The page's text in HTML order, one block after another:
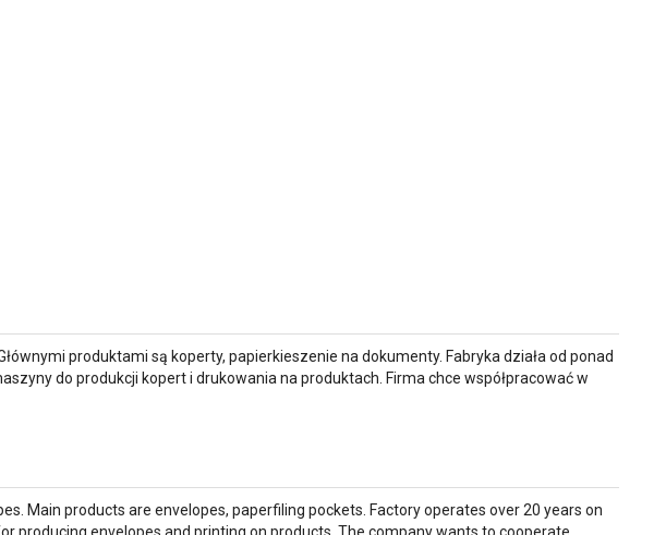
produktami są koperty, papierkieszenie na dokumenty. Fabryka działa od ponad
do produkcji kopert i drukowania na produktach. Firma chce współpracować w
Main products are envelopes, paperfiling pockets. Factory operates over 20 years on